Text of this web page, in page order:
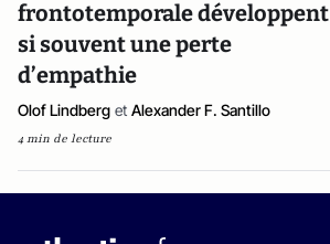
frontotemporale développent
si souvent une perte
d’empathie
Olof Lindberg et Alexander F. Santillo
4 min de lecture